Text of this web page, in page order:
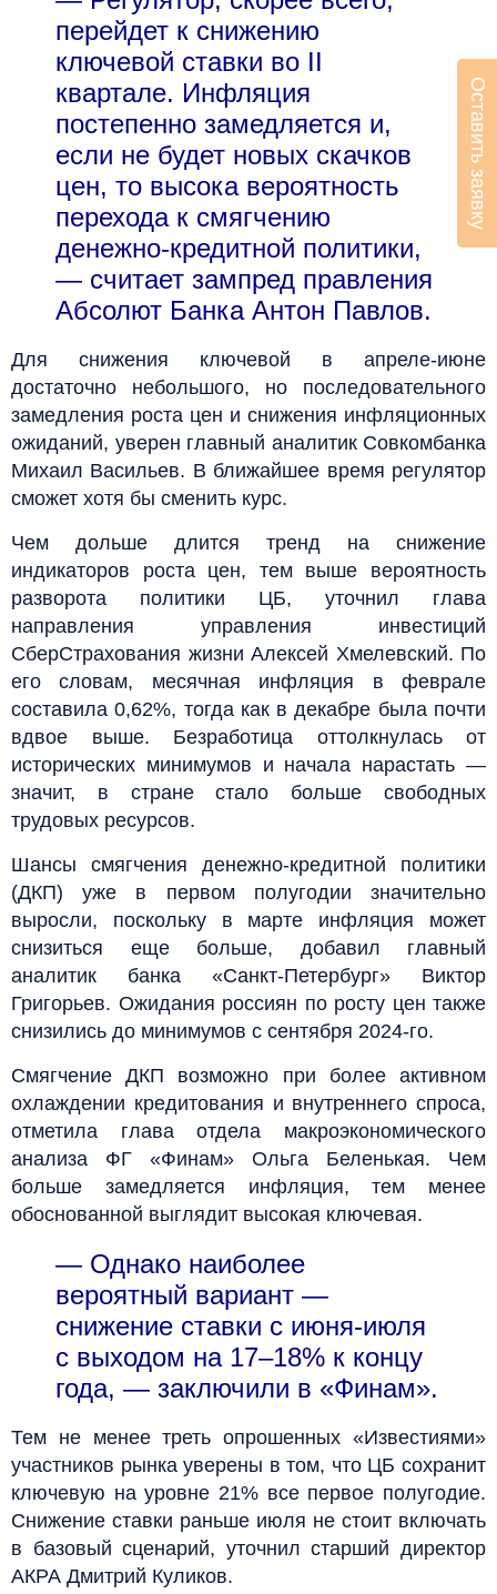
перейдет к снижению
ключевой ставки во II
квартале. Инфляция
постепенно замедляется и,
если не будет новых скачков
цен, то высока вероятность
перехода к смягчению
денежно-кредитной политики,
— считает зампред правления
Абсолют Банка Антон Павлов.
Для снижения ключевой в апреле-июне
достаточно небольшого, но последовательного
замедления роста цен и снижения инфляционных
ожиданий, уверен главный аналитик Совкомбанка
Михаил Васильев. В ближайшее время регулятор
сможет хотя бы сменить курс.
Чем дольше длится тренд на снижение
индикаторов роста цен, тем выше вероятность
разворота политики ЦБ, уточнил глава
направления управления инвестиций
СберСтрахования жизни Алексей Хмелевский. По
его словам, месячная инфляция в феврале
составила 0,62%, тогда как в декабре была почти
вдвое выше. Безработица оттолкнулась от
исторических минимумов и начала нарастать —
значит, в стране стало больше свободных
трудовых ресурсов.
Шансы смягчения денежно-кредитной политики
(ДКП) уже в первом полугодии значительно
выросли, поскольку в марте инфляция может
снизиться еще больше, добавил главный
аналитик банка «Санкт-Петербург» Виктор
Григорьев. Ожидания россиян по росту цен также
снизились до минимумов с сентября 2024-го.
Смягчение ДКП возможно при более активном
охлаждении кредитования и внутреннего спроса,
отметила глава отдела макроэкономического
анализа ФГ «Финам» Ольга Беленькая. Чем
больше замедляется инфляция, тем менее
обоснованной выглядит высокая ключевая.
— Однако наиболее
вероятный вариант —
снижение ставки с июня-июля
с выходом на 17–18% к концу
года, — заключили в «Финам».
Тем не менее треть опрошенных «Известиями»
участников рынка уверены в том, что ЦБ сохранит
ключевую на уровне 21% все первое полугодие.
Снижение ставки раньше июля не стоит включать
в базовый сценарий, уточнил старший директор
АКРА Дмитрий Куликов.
Оставить заявку